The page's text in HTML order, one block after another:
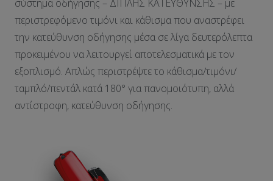
σύστημα οδήγησης – ΔΙΠΛΗΣ ΚΑΤΕΥΘΥΝΣΗΣ – με
περιστρεφόμενο τιμόνι και κάθισμα που αναστρέφει
την κατεύθυνση οδήγησης μέσα σε λίγα δευτερόλεπτα
προκειμένου να λειτουργεί αποτελεσματικά με τον
εξοπλισμό. Απλώς περιστρέψτε το κάθισμα/τιμόνι/
ταμπλό/πεντάλ κατά 180° για πανομοιότυπη, αλλά
αντίστροφη, κατεύθυνση οδήγησης.